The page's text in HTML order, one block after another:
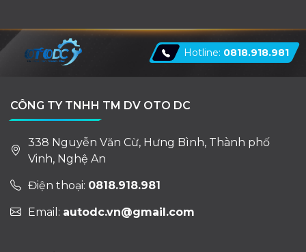
Hotline: 0818.918.981
CÔNG TY TNHH TM DV OTO DC
338 Nguyễn Văn Cừ, Hưng Bình, Thành phố
Vinh, Nghệ An
Điện thoại: 0818.918.981
Email: autodc.vn@gmail.com